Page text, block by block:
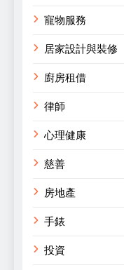
寵物服務
居家設計與裝修
廚房租借
律師
心理健康
慈善
房地產
手錶
投資